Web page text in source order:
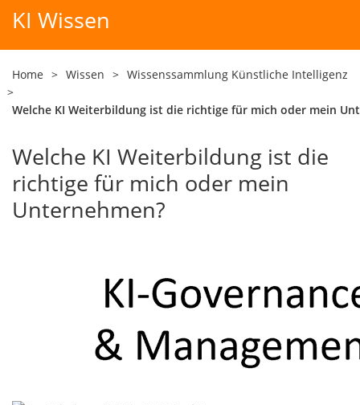
KI Wissen
Home > Wissen > Wissenssammlung Künstliche Intelligenz
>
Welche KI Weiterbildung ist die richtige für mich oder mein
Welche KI Weiterbildung ist die
richtige für mich oder mein
Unternehmen?